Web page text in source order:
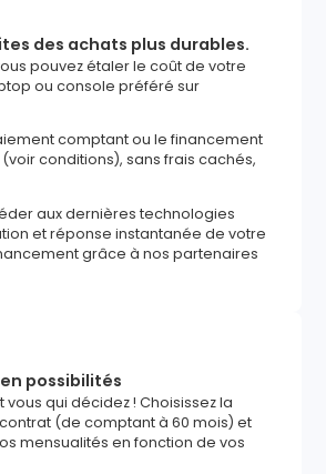
des achats plus durables.
pouvez étaler le coût de votre
ou console préféré sur
comptant ou le financement
conditions), sans frais cachés,
aux dernières technologies
et réponse instantanée de votre
grâce à nos partenaires
possibilités
vous qui décidez ! Choisissez la
(de comptant à 60 mois) et
mensualités en fonction de vos